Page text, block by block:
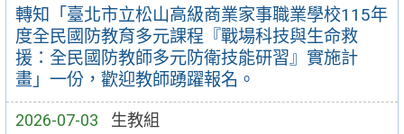
轉知「臺北市立松山高級商業家事職業學校115年
度全民國防教育多元課程『戰場科技與生命救
援：全民國防教師多元防衛技能研習』實施計
畫」一份，歡迎教師踴躍報名。
2026-07-03 生教組